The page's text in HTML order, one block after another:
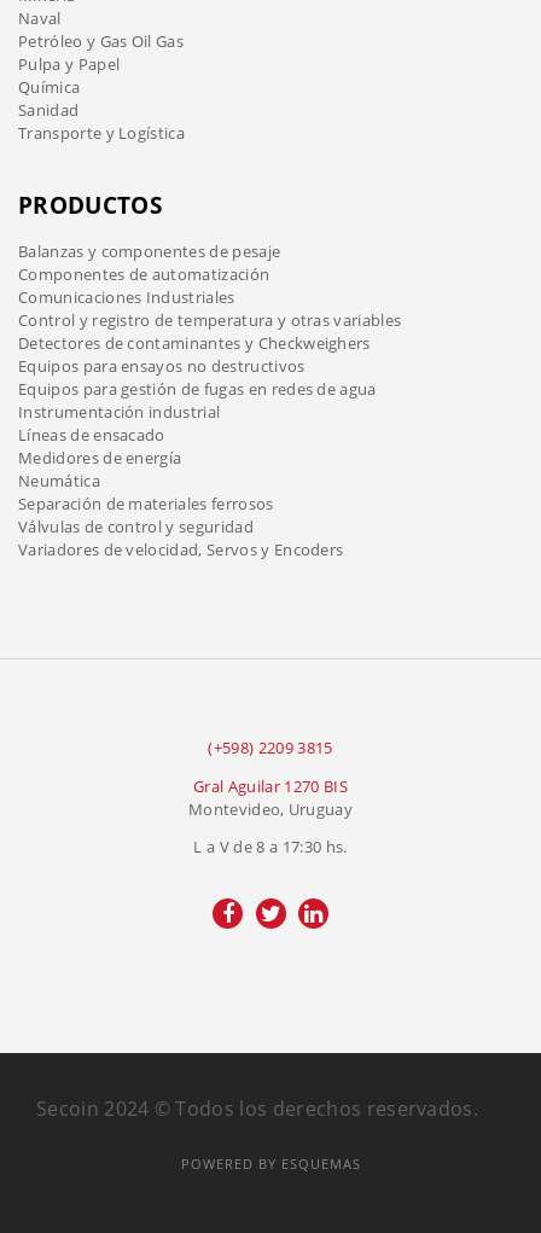
Naval
Petróleo y Gas Oil Gas
Pulpa y Papel
Química
Sanidad
Transporte y Logística
PRODUCTOS
Balanzas y componentes de pesaje
Componentes de automatización
Comunicaciones Industriales
Control y registro de temperatura y otras variables
Detectores de contaminantes y Checkweighers
Equipos para ensayos no destructivos
Equipos para gestión de fugas en redes de agua
Instrumentación industrial
Líneas de ensacado
Medidores de energía
Neumática
Separación de materiales ferrosos
Válvulas de control y seguridad
Variadores de velocidad, Servos y Encoders
(+598) 2209 3815
Gral Aguilar 1270 BIS
Montevideo, Uruguay
L a V de 8 a 17:30 hs.
Secoin 2024 © Todos los derechos reservados.
POWERED BY ESQUEMAS